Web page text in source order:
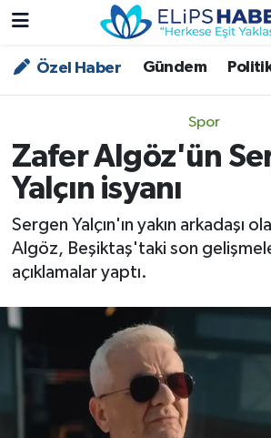
Özel Haber Gündem
Spor
Zafer Algöz'ün
Yalçın isyanı
Sergen Yalçın'ın yakın arkadaşı
Algöz, Beşiktaş'taki son
açıklamalar yaptı.
Özel Haber
Asayiş
Bilim - Teknoloji
Çevre - İklim
Kültür - Sanat
Magazin
Nöbetçi Eczaneler
Trafik Durumu
Süper Lig Puan Durumu ve
Tüm Manşetler